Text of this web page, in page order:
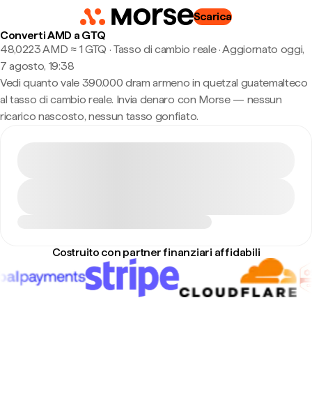
Scarica
Converti AMD a GTQ
48,0223 AMD ≈ 1 GTQ · Tasso di cambio reale·Aggiornato oggi,
7 agosto, 19:38
Vedi quanto vale 390.000 dram armeno in quetzal guatemalteco
al tasso di cambio reale. Invia denaro con Morse — nessun
ricarico nascosto, nessun tasso gonfiato.
Costruito con partner finanziari affidabili